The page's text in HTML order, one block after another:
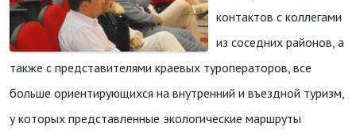
контактов с коллегами
из соседних районов, а
также с представителями краевых туроператоров, все
больше ориентирующихся на внутренний и въездной туризм,
у которых представленные экологические маршруты